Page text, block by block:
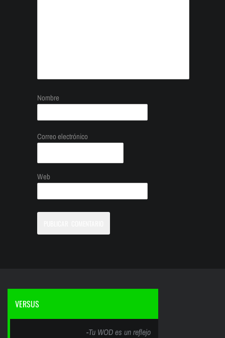
Nombre
Correo electrónico
Web
VERSUS
-Tu WOD es un reflejo